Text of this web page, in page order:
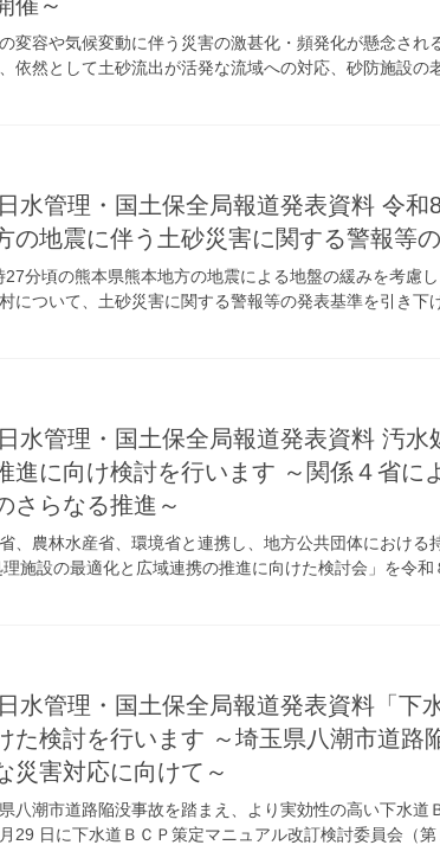
変容や気候変動に伴う災害の激甚化・頻発化が懸念さ
依然として土砂流出が活発な流域への対応、砂防施設の
水管理・国土保全局報道発表資料 令和
の地震に伴う土砂災害に関する警報等
分頃の熊本県熊本地方の地震による地盤の緩みを考慮
について、土砂災害に関する警報等の発表基準を引き下
水管理・国土保全局報道発表資料 汚
進に向け検討を行います ～関係４省に
さらなる推進～
、農林水産省、環境省と連携し、地方公共団体における
施設の最適化と広域連携の推進に向けた検討会」を令
水管理・国土保全局報道発表資料「下
た検討を行います ～埼玉県八潮市道路
災害対応に向けて～
八潮市道路陥没事故を踏まえ、より実効性の高い下水道
29 日に下水道ＢＣＰ策定マニュアル改訂検討委員会（